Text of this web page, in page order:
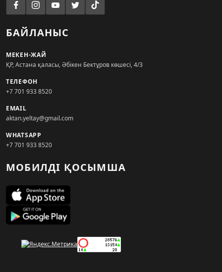
БАЙЛАНЫС
МЕКЕН-ЖАЙ
ҚР, Астана қаласы, Әбікен Бектұров көшесі, 4/3
ТЕЛЕФОН
+7 701 933 8520
EMAIL
aktan.yeltay@gmail.com
WHATSAPP
+7 701 933 8520
МОБИЛДІ ҚОСЫМША